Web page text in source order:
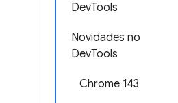
DevTools
Novidades no
DevTools
Chrome 143